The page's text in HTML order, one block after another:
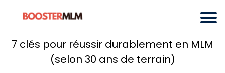
7 clés pour réussir durablement en MLM
(selon 30 ans de terrain)